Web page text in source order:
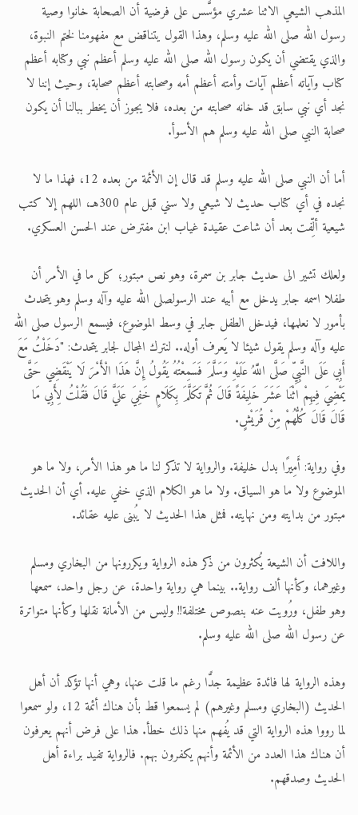
المذهب الشيعي الاثنا عشري مؤسَّس على فرضية أن الصحابة خانوا وصية
رسول الله صلى الله عليه وسلم، وهذا القول يتناقض مع مفهومنا لختم النبوة،
والذي يقتضي أن يكون رسول الله صلى الله عليه وسلم أعظم نبي وكتابه أعظم
كتاب وآياته أعظم آيات وأمته أعظم أمه وصحابته أعظم صحابة، وحيث إننا لا
نجد أي نبي سابق قد خانه صحابته من بعده، فلا يجوز أن يخطر ببالنا أن يكون
صحابة النبي صلى الله عليه وسلم هم الأسوأ.
أما أن النبي صلى الله عليه وسلم قد قال إن الأئمة من بعده 12، فهذا ما لا
نجده في أي كتاب حديث لا شيعي ولا سني قبل عام 300هـ، اللهم إلا كتب
شيعية ألِّفت بعد أن شاعت عقيدة غياب ابن مفترض عند الحسن العسكري.
ولعلك تشير الى حديث جابر بن سمرة، وهو نص مبتور؛ كل ما في الأمر أن
طفلا اسمه جابر يدخل مع أبيه عند الرسولصلى الله عليه وآله وسلم وهو يتحدث
بأمور لا نعلمها، فيدخل الطفل جابر في وسط الموضوع، فيسمع الرسول صلى الله
عليه وآله وسلم يقول شيئا لا يَعرف أوله.. لنترك المجال لجابر يتحدث: "دَخَلْتُ مَعَ
أَبِي عَلَى النَّبِيِّ صَلَّى اللَّهُ عَلَيْهِ وَسَلَّمَ فَسَمِعْتُهُ يَقُولُ إِنَّ هَذَا الْأَمْرَ لَا يَنْقَضِي حَتَّى
يَمْضِيَ فِيهِمْ اثْنَا عَشَرَ خَلِيفَةً قَالَ ثُمَّ تَكَلَّمَ بِكَلَامٍ خَفِيَ عَلَيَّ قَالَ فَقُلْتُ لِأَبِي مَا
قَالَ قَالَ كُلُّهُمْ مِنْ قُرَيْشٍ.
وفي رواية: أَمِيرًا بدل خليفة. والرواية لا تذكر لنا ما هو هذا الأمر، ولا ما هو
الموضوع ولا ما هو السياق. ولا ما هو الكلام الذي خفي عليه. أي أن الحديث
مبتور من بدايته ومن نهايته. فمثل هذا الحديث لا يُبنى عليه عقائد.
واللافت أن الشيعة يُكثرون من ذكر هذه الرواية ويكررونها من البخاري ومسلم
وغيرهما، وكأنها ألف رواية.. بينما هي رواية واحدة، عن رجل واحد، سمعها
وهو طفل، ورُويت عنه بنصوص مختلفة!! وليس من الأمانة نقلها وكأنها متواترة
عن رسول الله صلى الله عليه وسلم.
وهذه الرواية لها فائدة عظيمة جدًّا رغم ما قلت عنها، وهي أنها تؤكد أن أهل
الحديث (البخاري ومسلم وغيرهم) لم يسمعوا قط بأن هناك أئمة 12، ولو سمعوا
لما رووا هذه الرواية التي قد يُفهم منها ذلك خطأ. هذا على فرض أنهم يعرفون
أن هناك هذا العدد من الأئمة وأنهم يكفرون بهم. فالرواية تفيد براءة أهل
الحديث وصدقهم.